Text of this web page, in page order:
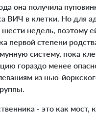
она получила
ВИЧ в клетки. Но для
шести недель, поэтому
первой степени
систему, пока
гораздо менее
из нью-
- это как